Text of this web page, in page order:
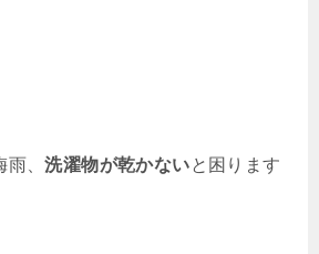
雨、洗濯物が乾かないと困ります